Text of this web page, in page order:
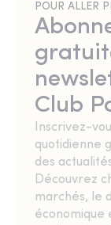
POUR ALLER
Club
Inscrivez-
quotidienne
des
Découvrez
marchés, le
économique